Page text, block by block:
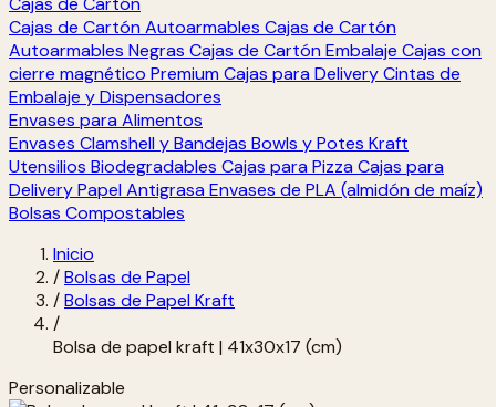
Cajas de Cartón Autoarmables Cajas de Cartón
Autoarmables Negras Cajas de Cartón Embalaje Cajas con
cierre magnético Premium Cajas para DeliveryCintas de
Embalaje y Dispensadores
Envases para Alimentos
Envases Clamshell y Bandejas Bowls y Potes Kraft
Utensilios Biodegradables Cajas para Pizza Cajas para
DeliveryPapel Antigrasa Envases de PLA (almidón de maíz)
Bolsas Compostables
Inicio
/Bolsas de Papel
/Bolsas de Papel Kraft
/
Bolsa de papel kraft | 41x30x17 (cm)
Personalizable